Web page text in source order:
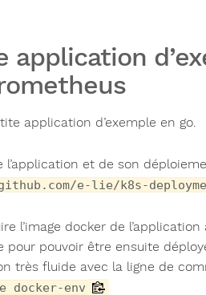
application
application d’exemple en go.
l’application et de son
e-lie/k8s-
l’image docker de
pour pouvoir être ensuite
très fluide avec la ligne de
docker-env